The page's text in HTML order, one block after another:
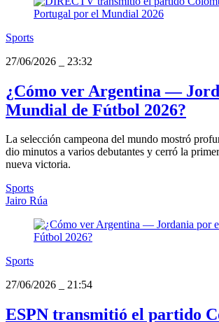
Sports
27/06/2026
23:32
¿Cómo ver Argentina —
Mundial de Fútbol 2026?
La selección campeona del mundo mostró
dio minutos a varios debutantes y cerró la
nueva victoria.
Sports
Jairo Rúa
Sports
27/06/2026
21:54
ESPN transmitió el partido